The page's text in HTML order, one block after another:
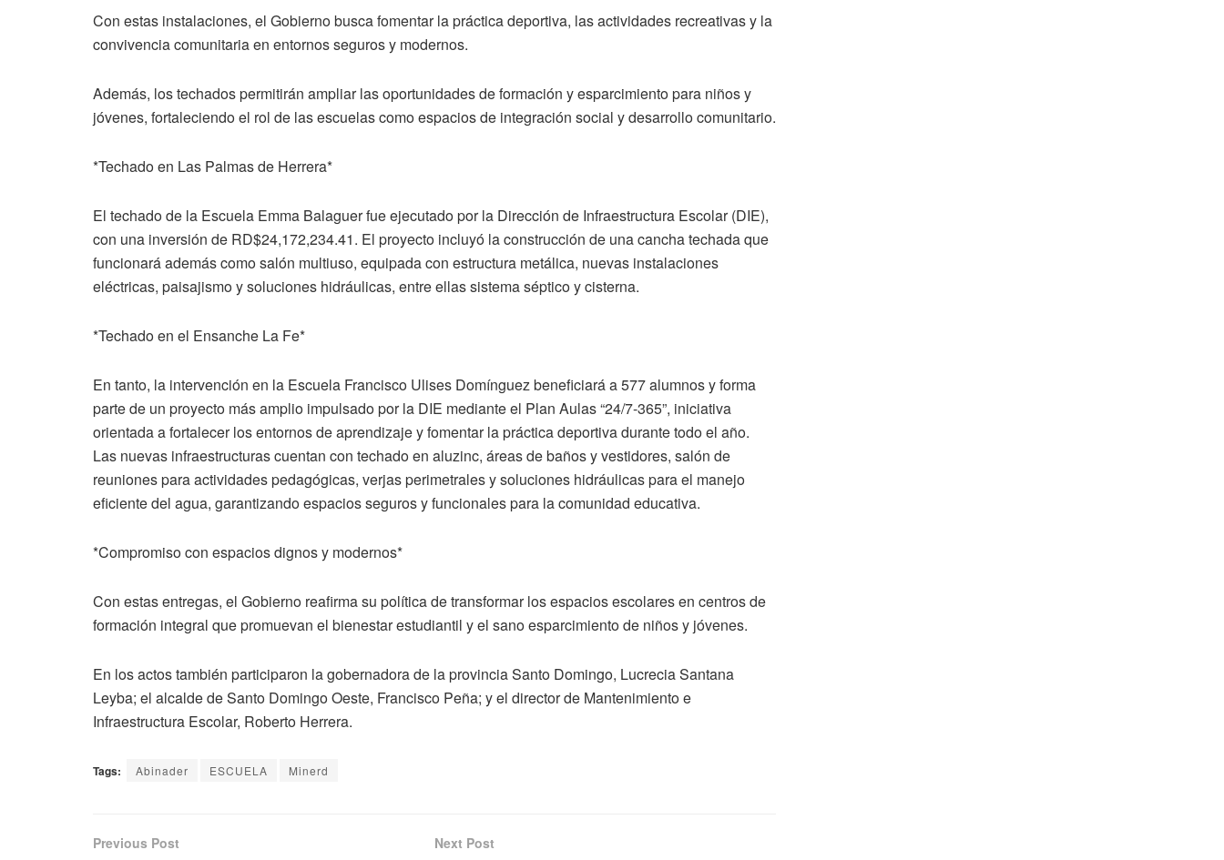
Con estas instalaciones, el Gobierno busca fomentar la práctica deportiva, las actividades recreativas y la
convivencia comunitaria en entornos seguros y modernos.
Además, los techados permitirán ampliar las oportunidades de formación y esparcimiento para niños y
jóvenes, fortaleciendo el rol de las escuelas como espacios de integración social y desarrollo comunitario.
*Techado en Las Palmas de Herrera*
El techado de la Escuela Emma Balaguer fue ejecutado por la Dirección de Infraestructura Escolar (DIE),
con una inversión de RD$24,172,234.41. El proyecto incluyó la construcción de una cancha techada que
funcionará además como salón multiuso, equipada con estructura metálica, nuevas instalaciones
eléctricas, paisajismo y soluciones hidráulicas, entre ellas sistema séptico y cisterna.
*Techado en el Ensanche La Fe*
En tanto, la intervención en la Escuela Francisco Ulises Domínguez beneficiará a 577 alumnos y forma
parte de un proyecto más amplio impulsado por la DIE mediante el Plan Aulas “24/7-365”, iniciativa
orientada a fortalecer los entornos de aprendizaje y fomentar la práctica deportiva durante todo el año.
Las nuevas infraestructuras cuentan con techado en aluzinc, áreas de baños y vestidores, salón de
reuniones para actividades pedagógicas, verjas perimetrales y soluciones hidráulicas para el manejo
eficiente del agua, garantizando espacios seguros y funcionales para la comunidad educativa.
*Compromiso con espacios dignos y modernos*
Con estas entregas, el Gobierno reafirma su política de transformar los espacios escolares en centros de
formación integral que promuevan el bienestar estudiantil y el sano esparcimiento de niños y jóvenes.
En los actos también participaron la gobernadora de la provincia Santo Domingo, Lucrecia Santana
Leyba; el alcalde de Santo Domingo Oeste, Francisco Peña; y el director de Mantenimiento e
Infraestructura Escolar, Roberto Herrera.
Tags: Abinader ESCUELA Minerd
Previous Post Next Post